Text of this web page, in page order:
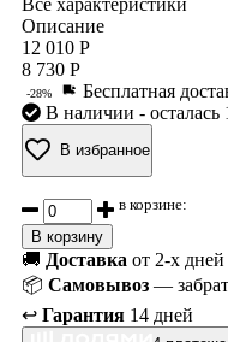
Описание
12 010 Р
8 730 Р
-28%
Бесплатная
В наличии -
В избранное
в корзине:
В корзину
🚚 Доставка от 2-х дней
📦 Самовывоз —
↩️ Гарантия 14 дней